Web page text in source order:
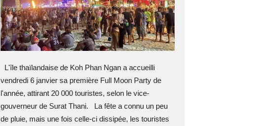
L'île thaïlandaise de Koh Phan Ngan a accueilli
vendredi 6 janvier sa première Full Moon Party de
l'année, attirant 20 000 touristes, selon le vice-
gouverneur de Surat Thani. La fête a connu un peu
de pluie, mais une fois celle-ci dissipée, les touristes